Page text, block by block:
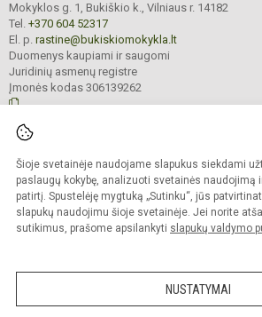
Šioje svetainėje naudojame slapukus siekdami
paslaugų kokybę, analizuoti svetainės naudojimą
patirtį. Spustelėję mygtuką „Sutinku“, jūs
slapukų naudojimu šioje svetainėje. Jei norite
sutikimus, prašome apsilankyti slapukų valdymo
NUSTATYMAI
Mokyklos g. 1, Bukiškio k., Vilniaus r. 14182
Tel. +370 604 52317
El. p. rastine@bukiskiomokykla.lt
Duomenys kaupiami ir saugomi
Juridinių asmenų registre
Įmonės kodas 306139262
Kopijuoti turinį be raštiško Bukiškio pagrindinės
sutikimo griežtai
Prieinamumo paraiška Slapukų
Sumanus būdas atnaujinti